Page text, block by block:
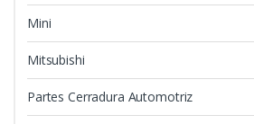
Mini
Mitsubishi
Partes Cerradura Automotriz